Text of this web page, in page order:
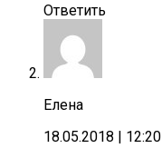
Ответить
Елена
18.05.2018 | 12:20